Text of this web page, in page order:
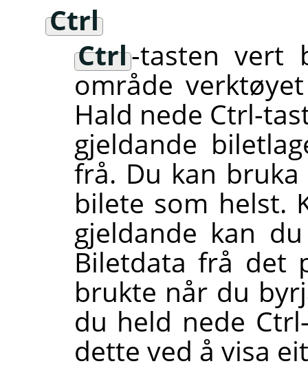
Ctrl
Ctrl-tasten vert
område
Hald nede Ctrl-
gjeldande
frå. Du kan
bilete som helst.
gjeldande kan
Biletdata frå det
brukte når du
du held nede
dette ved å visa